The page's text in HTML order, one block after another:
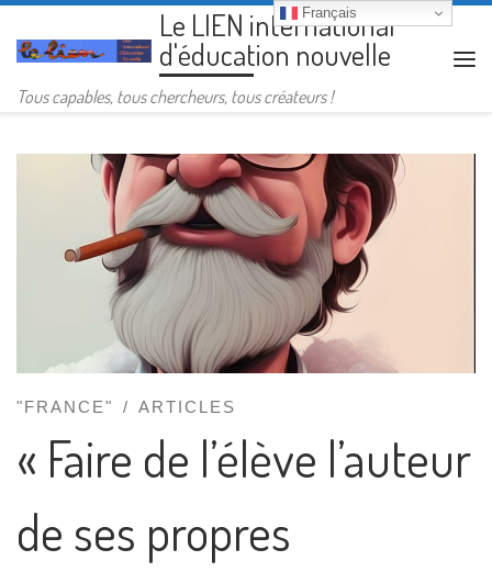
Passer au contenuLe LIEN international
d'éducation nouvelle
Tous capables, tous chercheurs, tous créateurs !
"FRANCE" ARTICLES
« Faire de l’élève l’auteur
de ses propres
Français